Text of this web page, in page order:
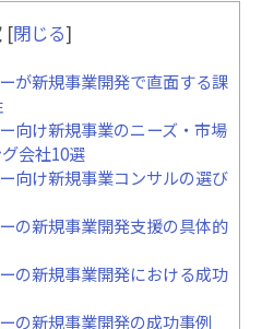
[閉じる]
が新規事業開発で直面する課
向け新規事業のニーズ・市場
会社10選
向け新規事業コンサルの選び
の新規事業開発支援の具体的
の新規事業開発における成功
の新規事業開発の成功事例